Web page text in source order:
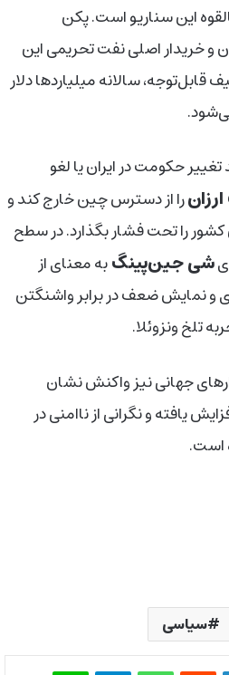
این سناریو است. پکن
و خریدار اصلی نفت تحریمی این
سالانه میلیاردها دلار
.
حکومت در ایران یا لغو
را از دسترس چین خارج کند و
را تحت فشار بگذارد. در سطح
شی جین‌پینگبه معنای از
نمایش ضعف در برابر واشنگتن
تلخ ونزوئلا.
جهانی نیز واکنش نشان
یافته و نگرانی از ناامنی در
است.
سیاسی
لینکدین‫رددیت واتس آپ تلگرام لاین